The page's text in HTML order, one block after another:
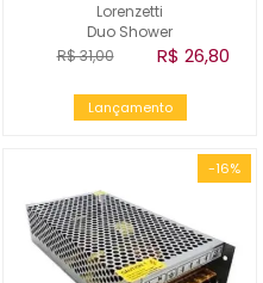
Lorenzetti
Duo Shower
R$ 31,00 R$ 26,80
Lançamento
-16%